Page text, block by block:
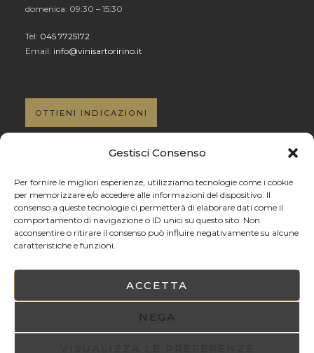
Gestisci Consenso
Per fornire le migliori esperienze, utilizziamo tecnologie come i cookie
per memorizzare e/o accedere alle informazioni del dispositivo. Il
consenso a queste tecnologie ci permetterà di elaborare dati come il
comportamento di navigazione o ID unici su questo sito. Non
acconsentire o ritirare il consenso può influire negativamente su alcune
caratteristiche e funzioni.
ACCETTA
NEGA
domenica: 09:30 – 15:30
Tel: 045 7725172
Email: info@vinisartoririno.it
OTTIENI INDICAZIONI
SOCIAL NETWORK
Facebook
Instagram